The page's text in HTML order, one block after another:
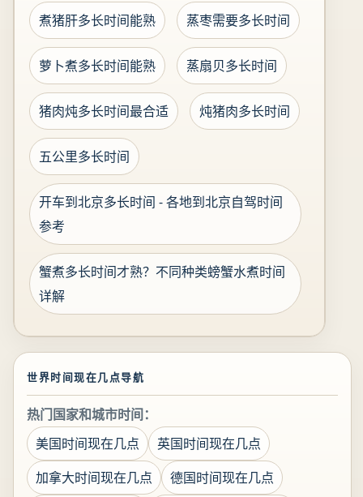
煮猪肝多长时间能熟 蒸枣需要多长时间
萝卜煮多长时间能熟 蒸扇贝多长时间
猪肉炖多长时间最合适 炖猪肉多长时间
五公里多长时间
开车到北京多长时间 - 各地到北京自驾时间
参考
蟹煮多长时间才熟？不同种类螃蟹水煮时间
详解
世界时间现在几点导航
热门国家和城市时间：
美国时间现在几点
英国时间现在几点
加拿大时间现在几点
德国时间现在几点